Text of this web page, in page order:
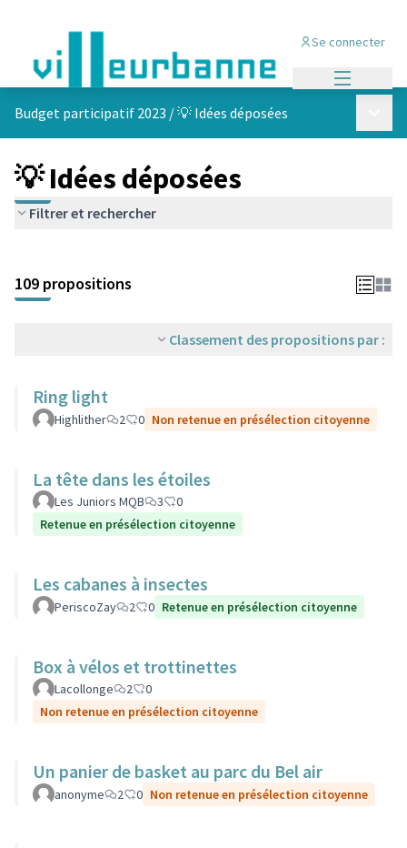
Se connecter
Budget participatif 2023 /💡 Idées déposées
💡 Idées déposées
Filtrer et rechercher
+
−
109 propositions
Classement des propositions par :
Ring light
Highlither 2 0 Non retenue en présélection citoyenne
La tête dans les étoiles
Les Juniors MQB 3
0
Retenue en présélection citoyenne
Les cabanes à insectes
PeriscoZay 2 0 Retenue en présélection citoyenne
Box à vélos et trottinettes
Lacollonge 2
0
Non retenue en présélection citoyenne
Un panier de basket au parc du Bel air
anonyme 2 0 Non retenue en présélection citoyenne